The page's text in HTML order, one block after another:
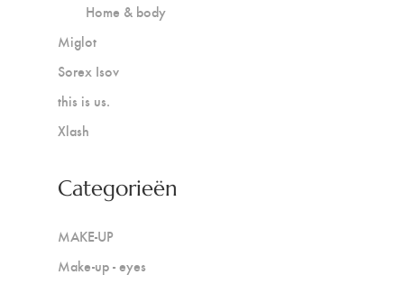
Home & body
Miglot
Sorex Isov
this is us.
Xlash
Categorieën
MAKE-UP
Make-up - eyes